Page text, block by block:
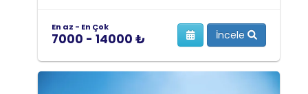
En az - En Çok
7000 - 14000 ₺ İncele